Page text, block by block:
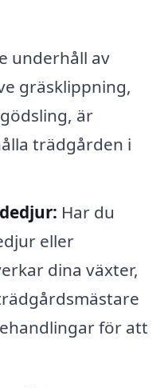
underhåll av
gräsklippning,
är
trädgården i
Har du
eller
dina växter,
för att